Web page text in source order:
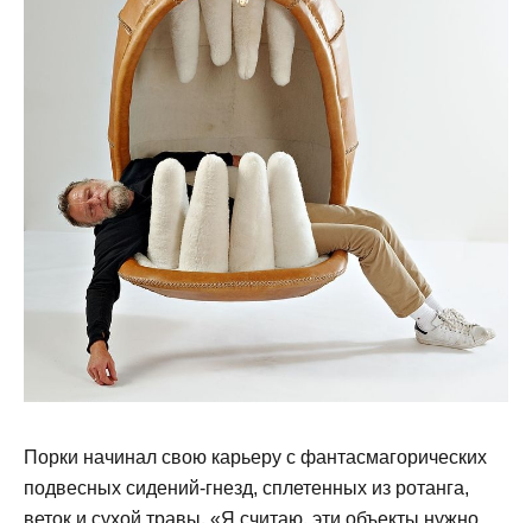
Порки начинал свою карьеру с фантасмагорических
подвесных сидений-гнезд, сплетенных из ротанга,
веток и сухой травы. «Я считаю, эти объекты нужно